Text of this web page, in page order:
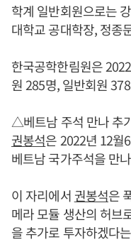
학계 일반회원으로는
대학교 공대학장, 정종
한국공학한림원은
원 285명, 일반회원
△베트남 주석 만나 추
권봉석은 2022년 12월
베트남 국가주석을 만
이 자리에서 권봉석은
메라 모듈 생산의 허브
을 추가로 투자하겠다